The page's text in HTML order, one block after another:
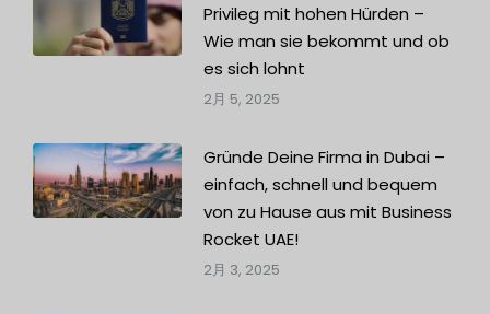
Privileg mit hohen Hürden –
Wie man sie bekommt und ob
es sich lohnt
2月 5, 2025
Gründe Deine Firma in Dubai –
einfach, schnell und bequem
von zu Hause aus mit Business
Rocket UAE!
2月 3, 2025